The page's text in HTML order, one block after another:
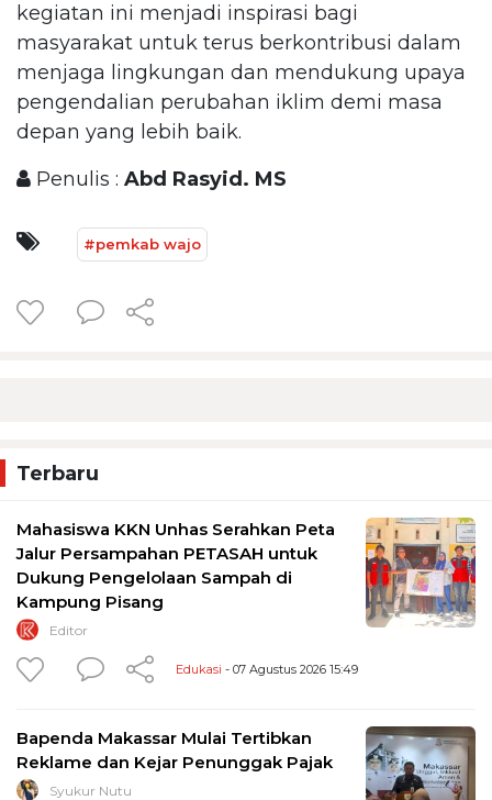
kegiatan ini menjadi inspirasi bagi
masyarakat untuk terus berkontribusi dalam
menjaga lingkungan dan mendukung upaya
pengendalian perubahan iklim demi masa
depan yang lebih baik.
Penulis : Abd Rasyid. MS
#pemkab wajo
Terbaru
Mahasiswa KKN Unhas Serahkan Peta
Jalur Persampahan PETASAH untuk
Dukung Pengelolaan Sampah di
Kampung Pisang
Editor
Edukasi - 07 Agustus 2026 15:49
Bapenda Makassar Mulai Tertibkan
Reklame dan Kejar Penunggak Pajak
Syukur Nutu